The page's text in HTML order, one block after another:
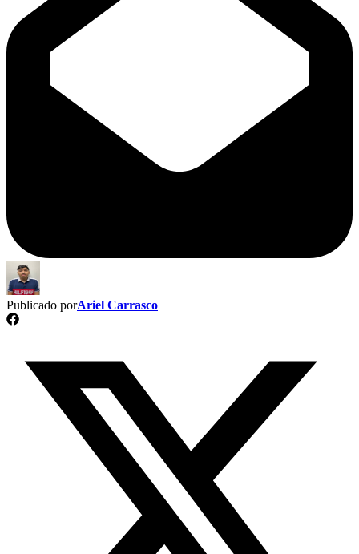
Publicado porAriel Carrasco